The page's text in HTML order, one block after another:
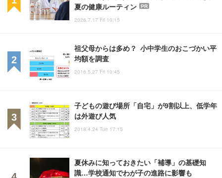
夏の健康ルーティン
PR
2026.7.17 Fri 10:15
祖父母からは多め？ 小中学生のおこづかい平
均額を調査
2016.5.27 Fri 10:45
子どもの遊び場所「自宅」が9割以上、低学年
は外遊び人気
2018.4.24 Tue 17:15
夏休みに知っておきたい「補導」の基礎知
識…学校通知でわが子の進路に影響も